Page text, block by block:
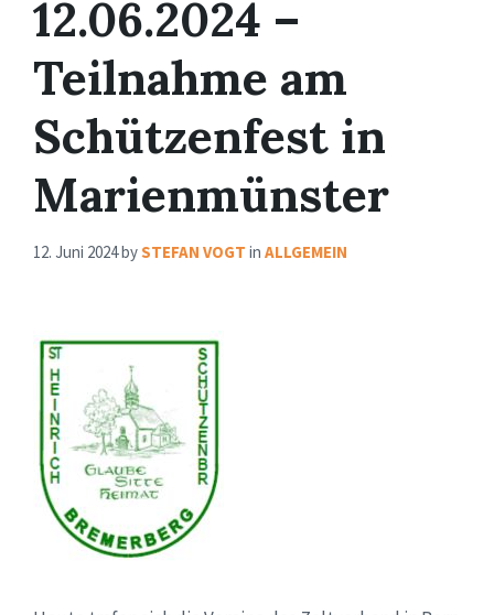
12.06.2024 –
Teilnahme am
Schützenfest in
Marienmünster
12. Juni 2024bySTEFAN VOGT in ALLGEMEIN